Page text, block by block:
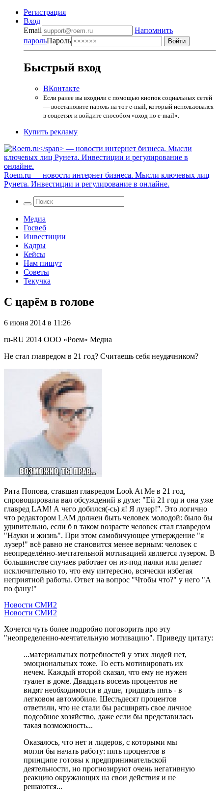
Регистрация
Вход
Email
Напомнить
парольПароль
Быстрый вход
ВКонтакте
Если ранее вы входили с помощью кнопок социальных сетей
— восстановите пароль на тот e-mail, который использовался
в соцсетях и войдите способом «вход по e-mail».
Купить рекламу
Roem.ru — новости интернет бизнеса. Мысли ключевых лиц
Рунета. Инвестиции и регулирование в онлайне.
Медиа
Госвеб
Инвестиции
Кадры
Кейсы
Нам пишут
Советы
Текучка
С царём в голове
6 июня 2014 в 11:26
ru-RU 2014 ООО «Роем» Медиа
Не стал главредом в 21 год? Считаешь себя неудачником?
Рита Попова, ставшая главредом Look At Me в 21 год,
спровоцировала вал обсуждений в духе: "Ей 21 год и она уже
главред LAM! А чего добился(-сь) я! Я лузер!". Это логично
что редактором LAM должен быть человек молодой: было бы
удивительно, если б в таком возрасте человек стал главредом
"Науки и жизнь". При этом самобичующее утверждение "я
лузер!" всё равно не становится менее верным: человек с
неопределённо-мечтательной мотивацией является лузером. В
большинстве случаев работает он из-под палки или делает
исключительно то, что ему интересно, всячески избегая
неприятной работы. Ответ на вопрос "Чтобы что?" у него "А
по фану!"
Новости СМИ2
Новости СМИ2
Хочется чуть более подробно поговорить про эту
"неопределенно-мечтательную мотивацию". Приведу цитату:
...материальных потребностей у этих людей нет,
эмоциональных тоже. То есть мотивировать их
нечем. Каждый второй сказал, что ему не нужен
туалет в доме. Двадцать восемь процентов не
видят необходимости в душе, тридцать пять - в
легковом автомобиле. Шестьдесят процентов
ответили, что не стали бы расширять свое личное
подсобное хозяйство, даже если бы представилась
такая возможность...
Оказалось, что нет и лидеров, с которыми мы
могли бы начать работу: пять процентов в
принципе готовы к предпринимательской
деятельности, но прогнозируют очень негативную
реакцию окружающих на свои действия и не
решаются...